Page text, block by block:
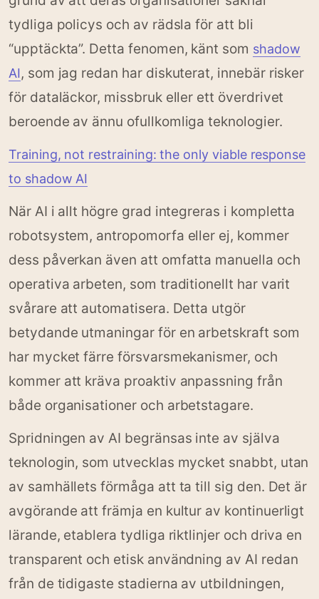
tydliga policys och av rädsla för att bli
“upptäckta”. Detta fenomen, känt som shadow
AI, som jag redan har diskuterat, innebär risker
för dataläckor, missbruk eller ett överdrivet
beroende av ännu ofullkomliga teknologier.
Training, not restraining: the only viable response
to shadow AI
När AI i allt högre grad integreras i kompletta
robotsystem, antropomorfa eller ej, kommer
dess påverkan även att omfatta manuella och
operativa arbeten, som traditionellt har varit
svårare att automatisera. Detta utgör
betydande utmaningar för en arbetskraft som
har mycket färre försvarsmekanismer, och
kommer att kräva proaktiv anpassning från
både organisationer och arbetstagare.
Spridningen av AI begränsas inte av själva
teknologin, som utvecklas mycket snabbt, utan
av samhällets förmåga att ta till sig den. Det är
avgörande att främja en kultur av kontinuerligt
lärande, etablera tydliga riktlinjer och driva en
transparent och etisk användning av AI redan
från de tidigaste stadierna av utbildningen,